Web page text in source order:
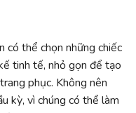
có thể chọn những chiếc
tinh tế, nhỏ gọn để tạo
phục. Không nên
kỳ, vì chúng có thể làm